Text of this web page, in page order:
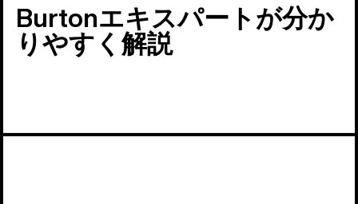
Burtonエキスパートが分か
りやすく解説